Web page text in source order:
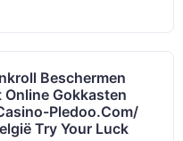
Beschermen
Online Gokkasten
Pledoo.com/
Try Your Luck